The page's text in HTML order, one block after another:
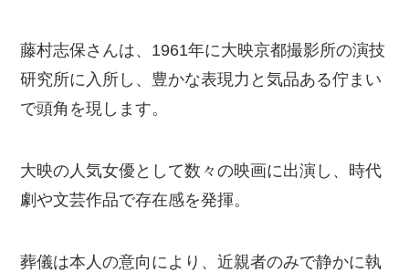
藤村志保さんは、1961年に大映京都撮影所の演技
研究所に入所し、豊かな表現力と気品ある佇まい
で頭角を現します。
大映の人気女優として数々の映画に出演し、時代
劇や文芸作品で存在感を発揮。
葬儀は本人の意向により、近親者のみで静かに執